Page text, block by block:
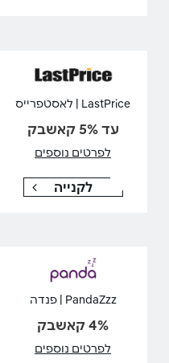
LastPrice | לאסטפרייס
עד 5% קאשבק
לפרטים נוספים
לקנייה
PandaZzz | פנדה
4% קאשבק
לפרטים נוספים